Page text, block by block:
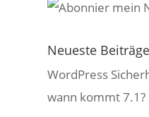
Neueste Beiträge
WordPress
wann kommt 7.1?